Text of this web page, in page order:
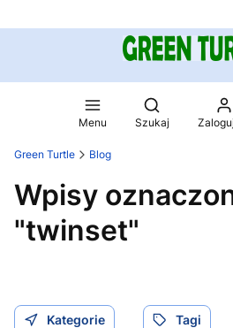
Menu
Otwórz
Szukaj
Green Turtle Blog
Wpisy
"twinset"
Kategorie Tagi